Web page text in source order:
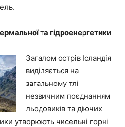
та гідроенергетики
Загалом острів Ісландія
виділяється на
загальному тлі
незвичним поєднанням
льодовиків та діючих
утворюють чисельні горні